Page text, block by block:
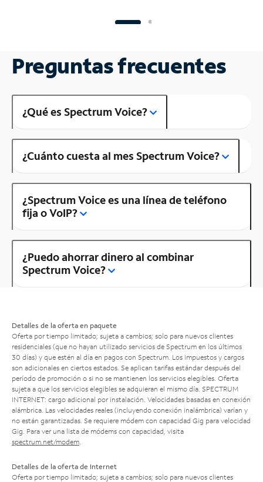
Preguntas frecuentes
¿Qué es Spectrum Voice?
¿Cuánto cuesta al mes Spectrum Voice?
¿Spectrum Voice es una línea de teléfono
fija o VoIP?
¿Puedo ahorrar dinero al combinar
Spectrum Voice?
Detalles de la oferta en paquete
Oferta por tiempo limitado; sujeta a cambios; solo para nuevos clientes
residenciales (que no hayan utilizado servicios de Spectrum en los últimos
30 días) y que estén al día en pagos con Spectrum. Los impuestos y cargos
son adicionales en ciertos estados. Se aplican tarifas estándar después del
período de promoción o si no se mantienen los servicios elegibles. Oferta
sujeta a que los servicios elegibles se adquieran el mismo día. SPECTRUM
INTERNET: cargo adicional por instalación. Velocidades basadas en conexión
alámbrica. Las velocidades reales (incluyendo conexión inalámbrica) varían y
no están garantizadas. Se requiere módem con capacidad Gig para velocidad
Gig. Para ver una lista de módems con capacidad, visita
spectrum.net/modem
Detalles de la oferta de Internet
Oferta por tiempo limitado; sujeta a cambios; solo para nuevos clientes